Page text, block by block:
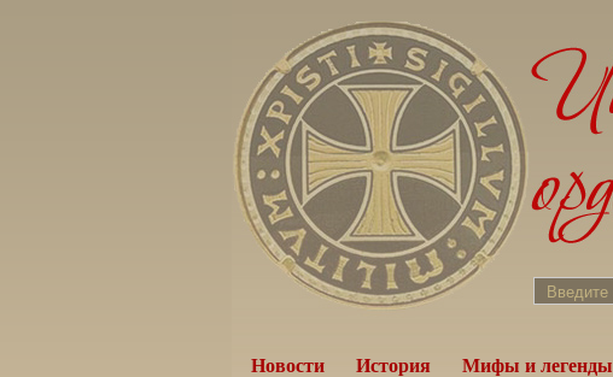
Новости История Мифы и легенды